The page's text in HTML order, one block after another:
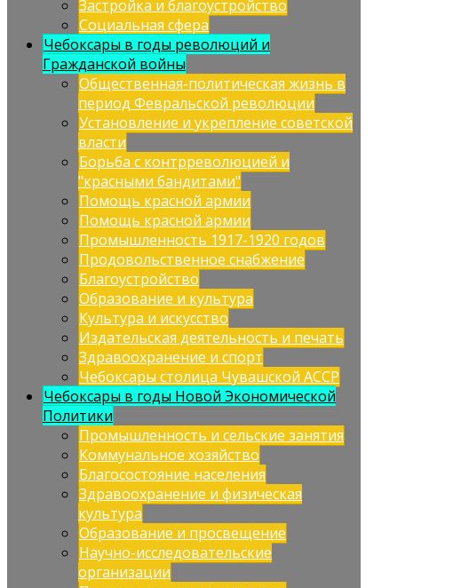
Застройка и благоустройство
Социальная сфера
Чебоксары в годы революций и
Гражданской войны
Общественная-политическая жизнь в
период Февральской революции
Установление и укрепление советской
власти
Борьба с контрреволюцией и
"красными бандитами"
Помощь красной армии
Помощь красной армии
Промышленность 1917-1920 годов
Продовольственное снабжение
Благоустройство
Образование и культура
Культура и искусство
Издательская деятельность и печать
Здравоохранение и спорт
Чебоксары столица Чувашской АССР
Чебоксары в годы Новой Экономической
Политики
Промышленность и сельские занятия
Коммунальное хозяйство
Благосостояние населения
Здравоохранение и физическая
культура
Образование и просвещение
Научно-исследовательские
организации